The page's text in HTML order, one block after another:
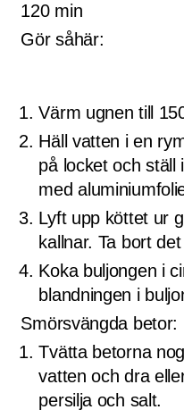
120 min
Gör såhär:
Värm ugnen till
Häll vatten i en
på locket och ställ
med
Lyft upp köttet ur
kallnar. Ta bort
Koka buljongen i
blandningen i
Smörsvängda betor:
Tvätta betorna
vatten och dra
persilja och salt.